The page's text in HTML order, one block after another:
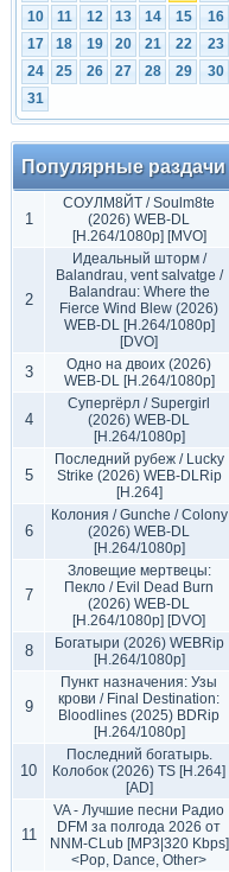
10
11 12 13 14 15
16
17
18 19 20 21 22
23
24
25 26 27 28 29
30
31
Популярные раздачи
1
СОУЛМ8ЙТ / Soulm8te
(2026) WEB-DL
[H.264/1080p] [MVO]
2
Идеальный шторм /
Balandrau, vent salvatge /
Balandrau: Where the
Fierce Wind Blew (2026)
WEB-DL [H.264/1080p]
[DVO]
3
Одно на двоих (2026)
WEB-DL [H.264/1080p]
4
Супергёрл / Supergirl
(2026) WEB-DL
[H.264/1080p]
5
Последний рубеж / Lucky
Strike (2026) WEB-DLRip
[H.264]
6
Колония / Gunche / Colony
(2026) WEB-DL
[H.264/1080p]
7
Зловещие мертвецы:
Пекло / Evil Dead Burn
(2026) WEB-DL
[H.264/1080p] [DVO]
8
Богатыри (2026) WEBRip
[H.264/1080p]
9
Пункт назначения: Узы
крови / Final Destination:
Bloodlines (2025) BDRip
[H.264/1080p]
10
Последний богатырь.
Колобок (2026) TS [H.264]
[AD]
11
VA - Лучшие песни Радио
DFM за полгода 2026 от
NNM-CLub [MP3|320 Kbps]
<Pop, Dance, Other>